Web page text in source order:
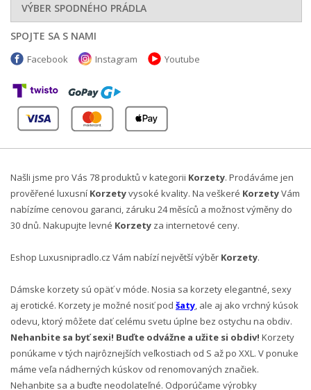
VÝBER SPODNÉHO PRÁDLA
SPOJTE SA S NAMI
Facebook Instagram Youtube
Našli jsme pro Vás 78 produktů v kategorii Korzety. Prodáváme jen
prověřené luxusní Korzetyvysoké kvality. Na veškeré KorzetyVám
nabízíme cenovou garanci, záruku 24 měsíců a možnost výměny do
30 dnů. Nakupujte levné Korzety za internetové ceny.
Eshop Luxusnipradlo.cz Vám nabízí největší výběr Korzety.
Dámske korzety sú opäť v móde. Nosia sa korzety elegantné, sexy
aj erotické. Korzety je možné nosiť pod šaty , ale aj ako vrchný kúsok
odevu, ktorý môžete dať celému svetu úplne bez ostychu na obdiv.
Nehanbite sa byť sexi! Buďte odvážne a užite si obdiv! Korzety
ponúkame v tých najrôznejších veľkostiach od S až po XXL. V ponuke
máme veľa nádherných kúskov od renomovaných značiek.
Nehanbite sa a buďte neodolateľné. Odporúčame výrobky